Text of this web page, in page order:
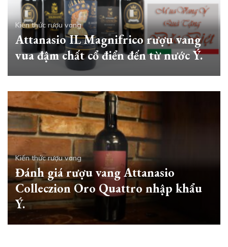
Kiến thức rượu vang
Attanasio IL Magnifrico rượu vang
vua đậm chất cổ điển đến từ nước Ý.
Kiến thức rượu vang
Đánh giá rượu vang Attanasio
Colleczion Oro Quattro nhập khẩu
Ý.